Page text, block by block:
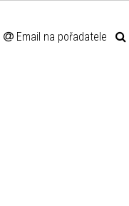
Email na pořadatele